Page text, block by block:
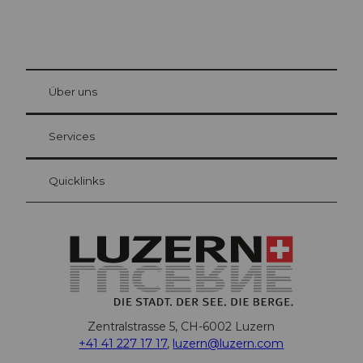
Gästekarte Luzern
Ihre Vorteile als Übernachtungsgast
at Bre
Über uns
Services
Quicklinks
Zentralstrasse 5, CH-6002 Luzern
+41 41 227 17 17, luzern@luzern.com